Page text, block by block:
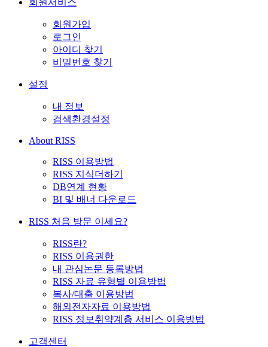
회원서비스
회원가입
로그인
아이디 찾기
비밀번호 찾기
설정
내 정보
검색환경설정
About RISS
RISS 이용방법
RISS 지식더하기
DB연계 현황
BI 및 배너 다운로드
RISS 처음 방문 이세요?
RISS란?
RISS 이용권한
내 관심논문 등록방법
RISS 자료 유형별 이용방법
복사/대출 이용방법
해외전자자료 이용방법
RISS 정보취약계층 서비스 이용방법
고객센터